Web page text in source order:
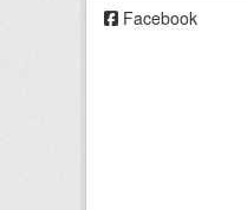
Facebook